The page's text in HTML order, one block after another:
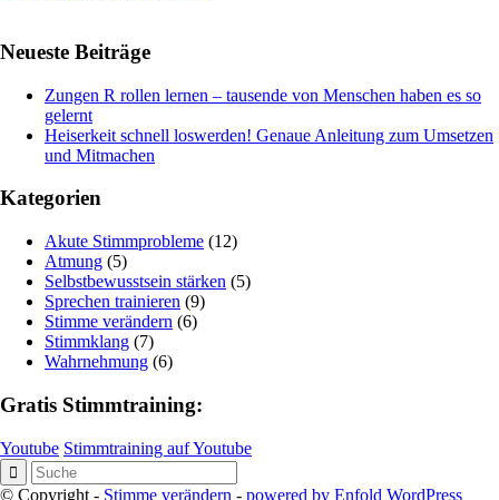
Neueste Beiträge
Zungen R rollen lernen – tausende von Menschen haben es so
gelernt
Heiserkeit schnell loswerden! Genaue Anleitung zum Umsetzen
und Mitmachen
Kategorien
Akute Stimmprobleme (12)
Atmung (5)
Selbstbewusstsein stärken (5)
Sprechen trainieren (9)
Stimme verändern (6)
Stimmklang (7)
Wahrnehmung (6)
Gratis Stimmtraining:
Youtube Stimmtraining auf Youtube
© Copyright - Stimme verändern - powered by Enfold WordPress